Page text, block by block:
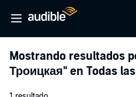
Mostrando resultados
Троицкая" en Todas